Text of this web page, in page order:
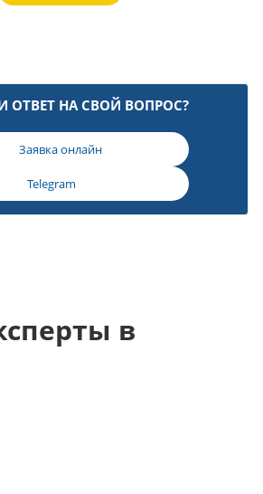
ОТВЕТ НА СВОЙ ВОПРОС?
Заявка онлайн
Telegram
в